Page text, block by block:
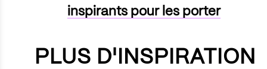
inspirants pour les porter
PLUS D'INSPIRATION